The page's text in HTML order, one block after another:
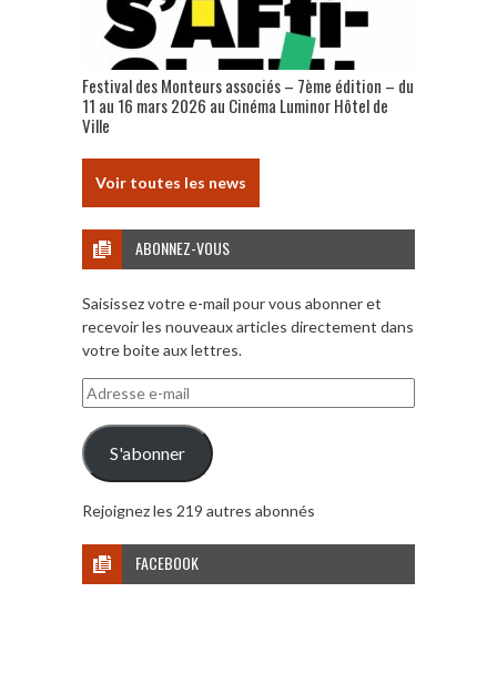
Festival des Monteurs associés – 7ème édition – du
11 au 16 mars 2026 au Cinéma Luminor Hôtel de
Ville
Voir toutes les news
ABONNEZ-VOUS
Saisissez votre e-mail pour vous abonner et
recevoir les nouveaux articles directement dans
votre boite aux lettres.
Adresse
e-
mail
S'abonner
Rejoignez les 219 autres abonnés
FACEBOOK